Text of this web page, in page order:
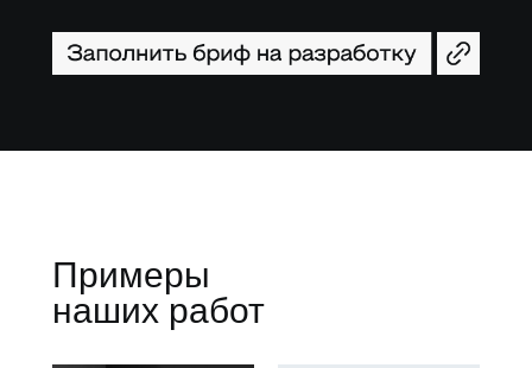
Примеры
наших работ